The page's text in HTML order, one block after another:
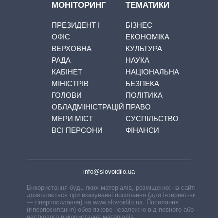
МОНІТОРИНГ
ПРЕЗИДЕНТ І
ОФІС
ВЕРХОВНА
РАДА
КАБІНЕТ
МІНІСТРІВ
ГОЛОВИ
ОБЛАДМІНІСТРАЦІЙ
МЕРИ МІСТ
ВСІ ПЕРСОНИ
ТЕМАТИКИ
БІЗНЕС
ЕКОНОМІКА
КУЛЬТУРА
НАУКА
НАЦІОНАЛЬНА
БЕЗПЕКА
ПОЛІТИКА
ПРАВО
СУСПІЛЬСТВО
ФІНАНСИ
info@slovoidilo.ua
Використання будь-яких матеріалів, розміщених на сайті,
дозволяється при вказуванні посилання (для інтернет-видань
— гіперпосилання) на www.slovoidilo.ua. Посилання
(гіперпосилання) обов’язкове незалежно від повного або